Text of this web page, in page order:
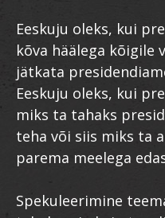
Eeskuju oleks, kui
kõva häälega kõigile
jätkata
Eeskuju oleks, kui
miks ta tahaks
teha või siis miks ta
parema meelega
Spekuleerimine